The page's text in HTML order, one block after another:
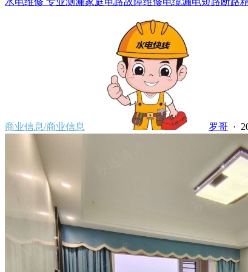
商业信息/商业信息 罗哥 ·